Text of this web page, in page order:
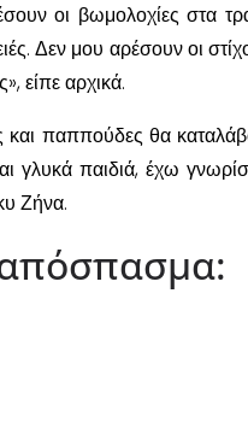
οι βωμολοχίες στα
Δεν μου αρέσουν οι
είπε αρχικά.
και παππούδες θα
γλυκά παιδιά, έχω
Ζήνα.
απόσπασμα: